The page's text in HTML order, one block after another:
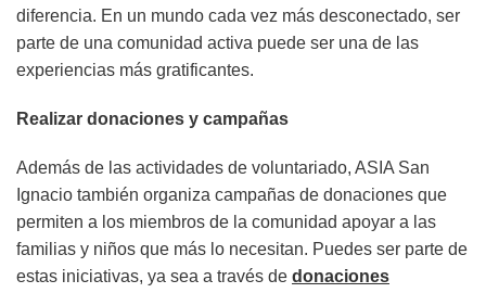
diferencia. En un mundo cada vez más desconectado, ser
parte de una comunidad activa puede ser una de las
experiencias más gratificantes.
Realizar donaciones y campañas
Además de las actividades de voluntariado, ASIA San
Ignacio también organiza campañas de donaciones que
permiten a los miembros de la comunidad apoyar a las
familias y niños que más lo necesitan. Puedes ser parte de
estas iniciativas, ya sea a través de donaciones